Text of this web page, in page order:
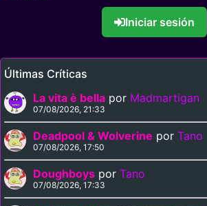
Iniciar sesión
Últimas Críticas
La vita è bella por Madmartigan
07/08/2026, 21:33
Deadpool & Wolverine por Tano
07/08/2026, 17:50
Doughboys por Tano
07/08/2026, 17:33